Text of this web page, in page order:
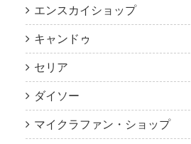
エンスカイショップ
キャンドゥ
セリア
ダイソー
マイクラファン・ショップ